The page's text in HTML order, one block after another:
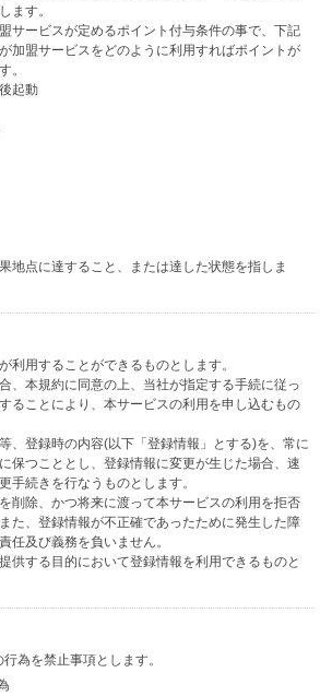
ます。
サービスが定めるポイント付与条件の事で、下記
加盟サービスをどのように利用すればポイントが
。
起動
地点に達すること、または達した状態を指しま
利用することができるものとします。
、本規約に同意の上、当社が指定する手続に従っ
ることにより、本サービスの利用を申し込むもの
、登録時の内容(以下「登録情報」とする)を、常に
保つこととし、登録情報に変更が生じた場合、速
手続きを行なうものとします。
削除、かつ将来に渡って本サービスの利用を拒否
た、登録情報が不正確であったために発生した障
任及び義務を負いません。
供する目的において登録情報を利用できるものと
為を禁止事項とします。